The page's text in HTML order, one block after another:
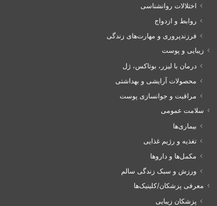
اختلالات روانشناسی
روابط و ازدواج
فرزندپروری و مهارت‌های زندگی
زیبایی و پوست
درمان با لیزر، بوتاکس، ژل
محصولات آرایشی و بهداشتی
مراقبت و جوانسازی پوست
سلامت عمومی
بیماری‌ها
تغذیه و رژیم غذایی
مکمل‌ها و داروها
ورزش و سبک زندگی سالم
معرفی پزشکان/کلینیک‌ها
پزشکان زیبایی